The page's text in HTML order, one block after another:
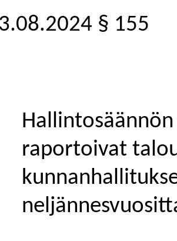
§ 155
raportoivat